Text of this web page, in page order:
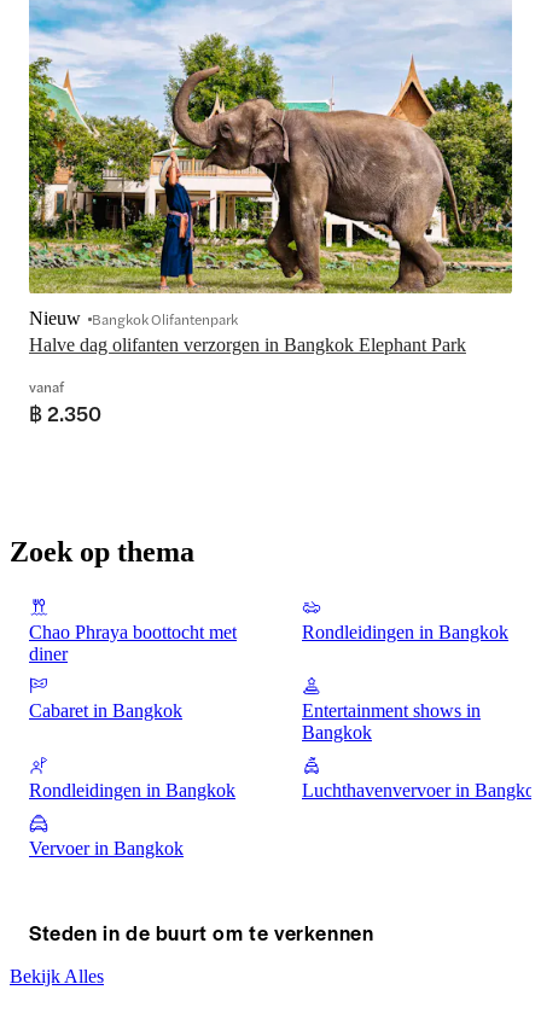
Halve dag olifanten verzorgen in Bangkok Elephant Park
Nieuw Bangkok Olifantenpark
vanaf
฿ 2.350
Zoek op thema
Chao Phraya boottocht met
diner
Rondleidingen in Bangkok
Cabaret in Bangkok
Entertainment shows in
Bangkok
Rondleidingen in Bangkok Luchthavenvervoer in
Vervoer in Bangkok
Steden in de buurt om te verkennen
Bekijk Alles